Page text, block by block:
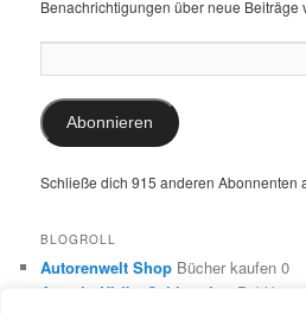
Benachrichtigungen über neue Beiträge
Mail-
Adresse:
Abonnieren
Schließe dich 915 anderen Abonnenten
BLOGROLL
Autorenwelt Shop Bücher kaufen 0
Autorin Ulrike Schimming